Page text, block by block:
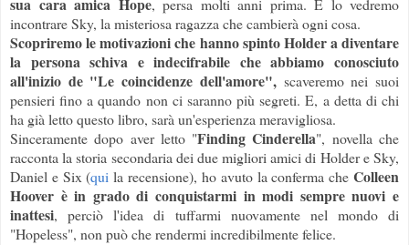
sua cara amica Hope, persa molti anni prima. E lo vedremo
incontrare Sky, la misteriosa ragazza che cambierà ogni cosa.
Scopriremo le motivazioni che hanno spinto Holder a diventare
la persona schiva e indecifrabile che abbiamo conosciuto
all'inizio de "Le coincidenze dell'amore",scaveremo nei suoi
pensieri fino a quando non ci saranno più segreti. E, a detta di chi
ha già letto questo libro, sarà un'esperienza meravigliosa.
Sinceramente dopo aver letto "Finding Cinderella", novella che
racconta la storia secondaria dei due migliori amici di Holder e Sky,
Daniel e Six (qui la recensione), ho avuto la conferma cheColleen
Hoover è in grado di conquistarmi in modi sempre nuovi e
inattesi, perciò l'idea di tuffarmi nuovamente nel mondo di
"Hopeless", non può che rendermi incredibilmente felice.